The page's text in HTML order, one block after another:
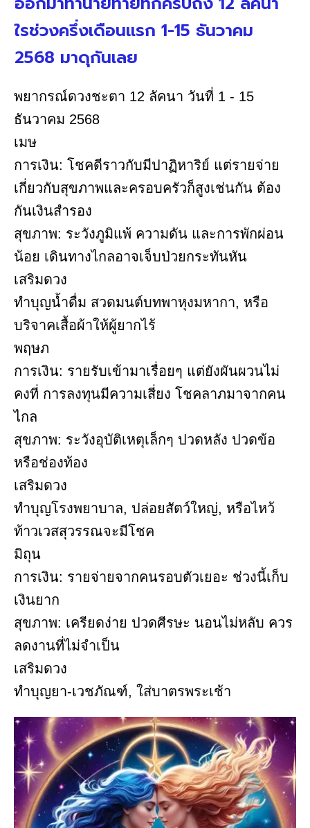
ใรช่วงครึ่งเดือนแรก 1-15 ธันวาคม
2568 มาดุกันเลย
พยากรณ์ดวงชะตา 12 ลัคนา วันที่ 1 - 15
ธันวาคม 2568
เมษ
การเงิน: โชคดีราวกับมีปาฏิหาริย์ แต่รายจ่าย
เกี่ยวกับสุขภาพและครอบครัวก็สูงเช่นกัน ต้อง
กันเงินสำรอง
สุขภาพ: ระวังภูมิแพ้ ความดัน และการพักผ่อน
น้อย เดินทางไกลอาจเจ็บป่วยกระทันหัน
เสริมดวง
ทำบุญน้ำดื่ม สวดมนต์บทพาหุงมหากา, หรือ
บริจาคเสื้อผ้าให้ผู้ยากไร้
พฤษภ
การเงิน: รายรับเข้ามาเรื่อยๆ แต่ยังผันผวนไม่
คงที่ การลงทุนมีความเสี่ยง โชคลาภมาจากคน
ไกล
สุขภาพ: ระวังอุบัติเหตุเล็กๆ ปวดหลัง ปวดข้อ
หรือช่องท้อง
เสริมดวง
ทำบุญโรงพยาบาล, ปล่อยสัตว์ใหญ่, หรือไหว้
ท้าวเวสสุวรรณจะมีโชค
มิถุน
การเงิน: รายจ่ายจากคนรอบตัวเยอะ ช่วงนี้เก็บ
เงินยาก
สุขภาพ: เครียดง่าย ปวดศีรษะ นอนไม่หลับ ควร
ลดงานที่ไม่จำเป็น
เสริมดวง
ทำบุญยา-เวชภัณฑ์, ใส่บาตรพระเช้า